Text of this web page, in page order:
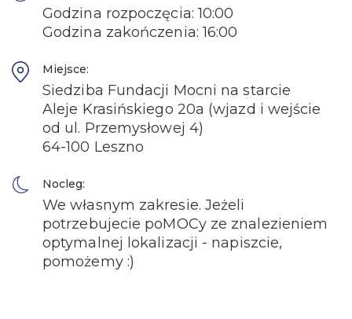
Godzina rozpoczęcia: 10:00
Godzina zakończenia: 16:00
Miejsce:
Siedziba Fundacji Mocni na starcie
Aleje Krasińskiego 20a (wjazd i wejście
od ul. Przemysłowej 4)
64-100 Leszno
Nocleg:
We własnym zakresie. Jeżeli
potrzebujecie poMOCy ze znalezieniem
optymalnej lokalizacji - napiszcie,
pomożemy :)